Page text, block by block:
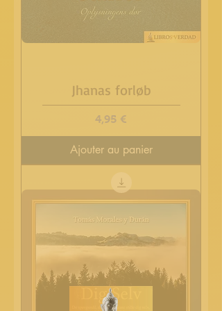
Jhanas forløb
Prix
4,95 €
Ajouter au panier